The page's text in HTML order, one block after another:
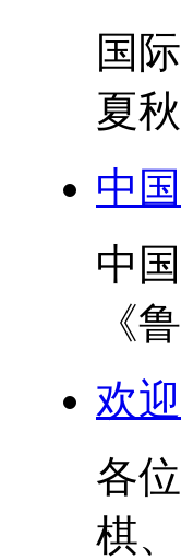
国
夏
中
中
《
欢
各
棋